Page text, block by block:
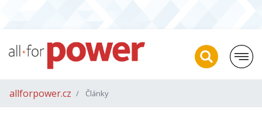
allforpower.cz Články